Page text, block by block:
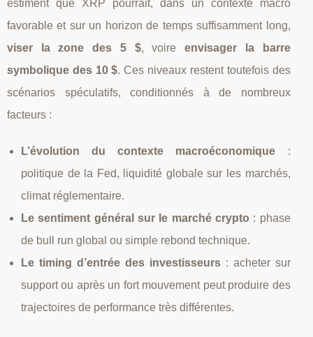
estiment que XRP pourrait, dans un contexte macro
favorable et sur un horizon de temps suffisamment long,
viser la zone des 5 $, voireenvisager la barre
symbolique des 10 $. Ces niveaux restent toutefois des
scénarios spéculatifs, conditionnés à de nombreux
facteurs :
L’évolution du contexte macroéconomique :
politique de la Fed, liquidité globale sur les marchés,
climat réglementaire.
Le sentiment général sur le marché crypto : phase
de bull run global ou simple rebond technique.
Le timing d’entrée des investisseurs: acheter sur
support ou après un fort mouvement peut produire des
trajectoires de performance très différentes.